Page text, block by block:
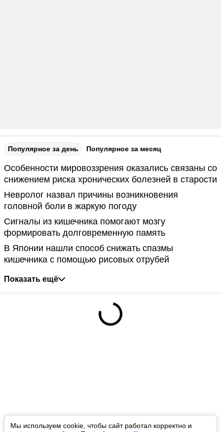
Мы используем cookie, чтобы сайт работал корректно и
Популярное за день Популярное за месяц
Особенности мировоззрения оказались связаны со
снижением риска хронических болезней в старости
Невролог назвал причины возникновения
головной боли в жаркую погоду
Сигналы из кишечника помогают мозгу
формировать долговременную память
В Японии нашли способ снижать спазмы
кишечника с помощью рисовых отрубей
Показать ещё